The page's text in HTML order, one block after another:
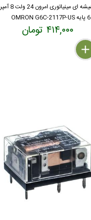
رله شیشه ای مینیاتوری امرون 24 ولت 8 آمپر
6 پایه OMRON G6C-2117P-US
۴۱۴,۰۰۰ تومان
delete
remove
add